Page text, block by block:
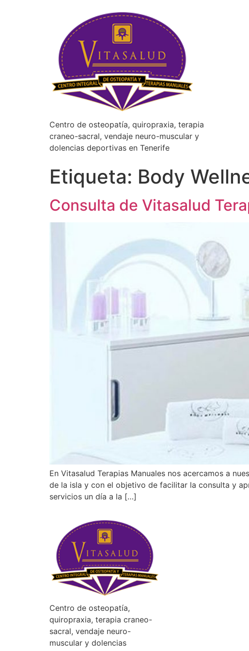
Centro de osteopatía, quiropraxia, terapia
craneo-sacral, vendaje neuro-muscular y
dolencias deportivas en Tenerife
Etiqueta: Body
Consulta de Vitasalud
En Vitasalud Terapias Manuales nos acercamos a
de la isla y con el objetivo de facilitar la consulta y
servicios un día a la […]
Centro de osteopatía,
quiropraxia, terapia craneo-
sacral, vendaje neuro-
muscular y dolencias